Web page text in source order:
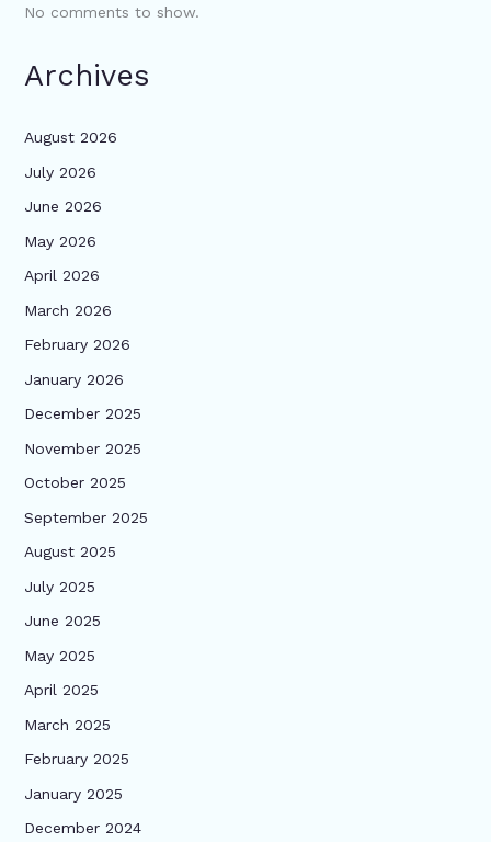
No comments to show.
Archives
August 2026
July 2026
June 2026
May 2026
April 2026
March 2026
February 2026
January 2026
December 2025
November 2025
October 2025
September 2025
August 2025
July 2025
June 2025
May 2025
April 2025
March 2025
February 2025
January 2025
December 2024